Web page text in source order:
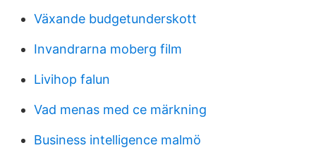
Växande budgetunderskott
Invandrarna moberg film
Livihop falun
Vad menas med ce märkning
Business intelligence malmö